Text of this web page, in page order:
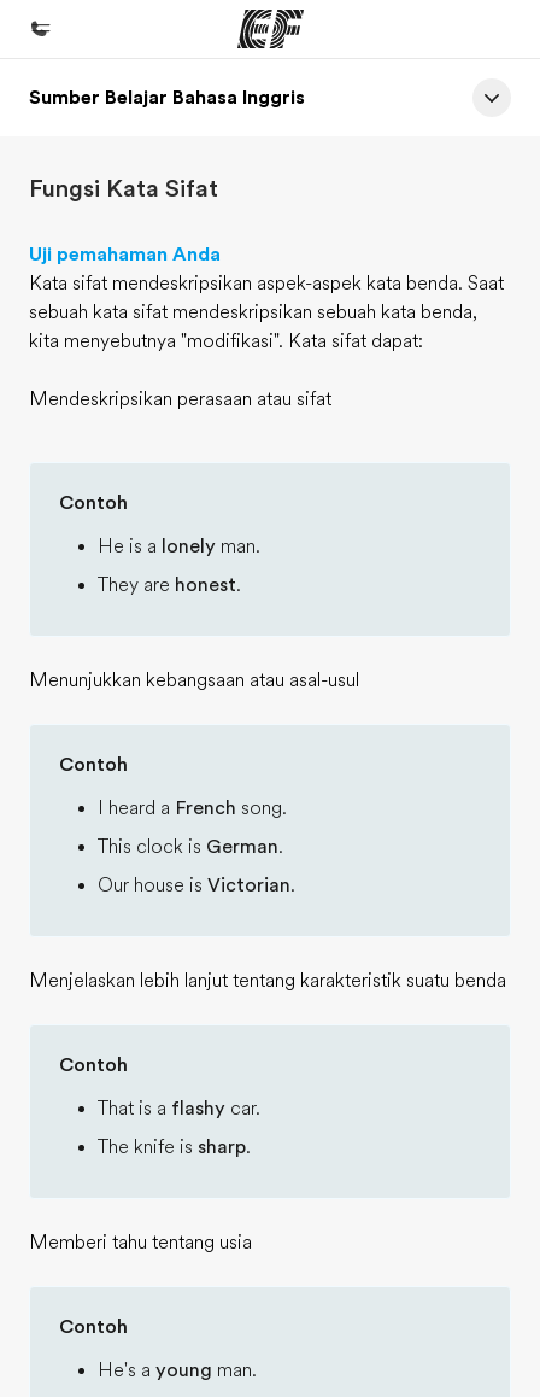
Beranda
Daftar program
Kantor dan sekolah
Bergabung dengan tim kami
Sumber Belajar Bahasa Inggris
Fungsi Kata Sifat
Uji pemahaman Anda
Kata sifat mendeskripsikan aspek-aspek kata benda. Saat
sebuah kata sifat mendeskripsikan sebuah kata benda,
kita menyebutnya "modifikasi". Kata sifat dapat:
Mendeskripsikan perasaan atau sifat
Contoh
He is a lonely man.
They are honest.
Menunjukkan kebangsaan atau asal-usul
Contoh
I heard a French song.
This clock is German.
Our house is Victorian.
Menjelaskan lebih lanjut tentang karakteristik suatu benda
Contoh
That is a flashy car.
The knife is sharp.
Memberi tahu tentang usia
Contoh
He's a young man.